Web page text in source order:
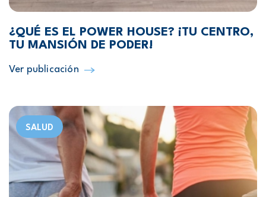
¿QUÉ ES EL POWER HOUSE? ¡TU CENTRO,
TU MANSIÓN DE PODER!
Ver publicación
SALUD